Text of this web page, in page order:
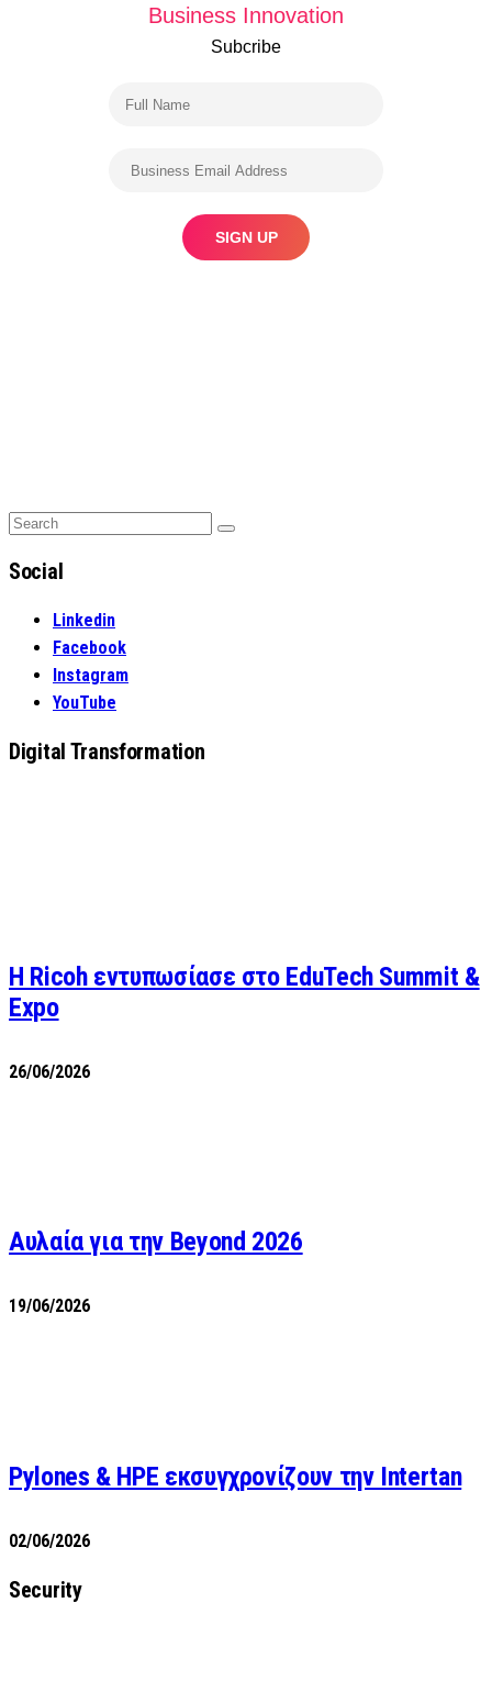
Business Innovation
Subcribe
Search
Search
Social
Linkedin
Facebook
Instagram
YouTube
Digital Transformation
Η Ricoh εντυπωσίασε στο EduTech Summit &
Expo
26/06/2026
Αυλαία για την Beyond 2026
19/06/2026
Pylones & HPE εκσυγχρονίζουν την Intertan
02/06/2026
Security